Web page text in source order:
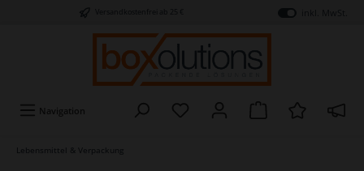
Navigation
Lebensmittel & Verpackung